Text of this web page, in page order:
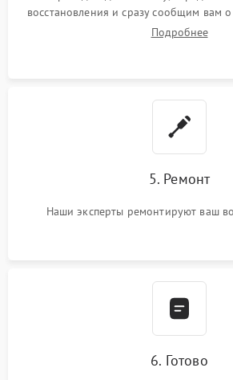
восстановления и сразу сообщим вам
Подробнее
5. Ремонт
Наши эксперты ремонтируют ваш
6. Готово